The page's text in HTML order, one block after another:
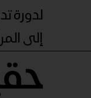
لدورة
إلى